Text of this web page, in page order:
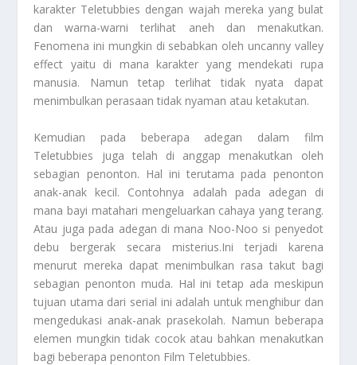
karakter Teletubbies dengan wajah mereka yang bulat
dan warna-warni terlihat aneh dan menakutkan.
Fenomena ini mungkin di sebabkan oleh uncanny valley
effect yaitu di mana karakter yang mendekati rupa
manusia. Namun tetap terlihat tidak nyata dapat
menimbulkan perasaan tidak nyaman atau ketakutan.
Kemudian pada beberapa adegan dalam film
Teletubbies juga telah di anggap menakutkan oleh
sebagian penonton. Hal ini terutama pada penonton
anak-anak kecil. Contohnya adalah pada adegan di
mana bayi matahari mengeluarkan cahaya yang terang.
Atau juga pada adegan di mana Noo-Noo si penyedot
debu bergerak secara misterius.Ini terjadi karena
menurut mereka dapat menimbulkan rasa takut bagi
sebagian penonton muda. Hal ini tetap ada meskipun
tujuan utama dari serial ini adalah untuk menghibur dan
mengedukasi anak-anak prasekolah. Namun beberapa
elemen mungkin tidak cocok atau bahkan menakutkan
bagi beberapa penonton Film Teletubbies.